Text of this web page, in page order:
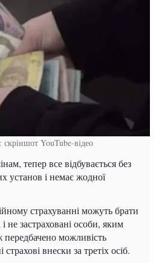
YouTube-відео
тепер все відбувається без
установ і немає жодної
страхуванні можуть брати
і не застраховані особи, яким
можливість
внески за третіх осіб.